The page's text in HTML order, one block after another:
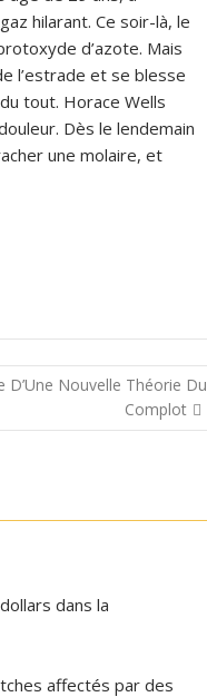
hilarant. Ce soir-là, le
d’azote. Mais
l’estrade et se blesse
tout. Horace Wells
Dès le lendemain
une molaire, et
D’Une Nouvelle Théorie Du
Complot
dans la
affectés par des